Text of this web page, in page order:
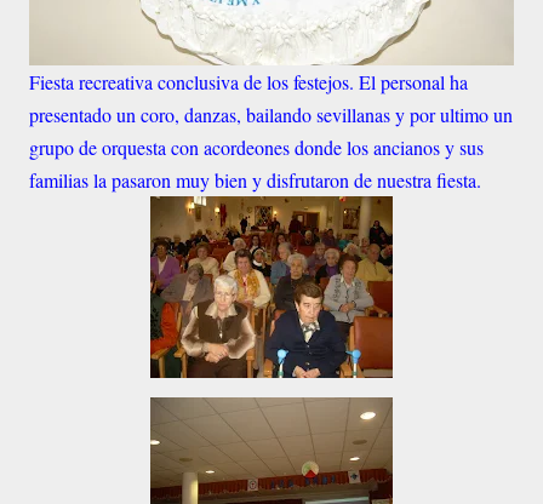
Fiesta recreativa conclusiva de los festejos. El personal ha
presentado un coro, danzas, bailando sevillanas y por ultimo un
grupo de orquesta con acordeones donde los ancianos y sus
familias la pasaron muy bien y disfrutaron de nuestra fiesta.